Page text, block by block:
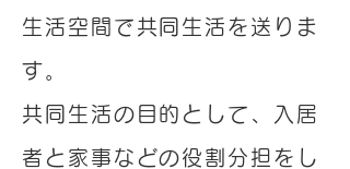
生活空間で共同生活を送りま
す。
共同生活の目的として、入居
者と家事などの役割分担をし